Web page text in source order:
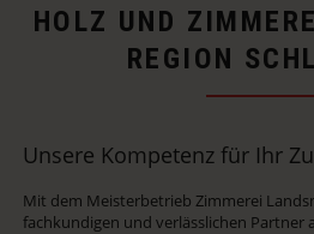
HOLZ UND
REGION
Unsere Kompetenz für Ihr
Mit dem Meisterbetrieb Zimmerei
fachkundigen und verlässlichen Partner